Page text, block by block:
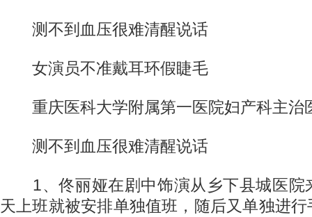
测不到血压很难清醒说话
女演员不准戴耳环假睫毛
重庆医科大学附属第一医院妇产科主治
测不到血压很难清醒说话
1、佟丽娅在剧中饰演从乡下县城医院
天上班就被安排单独值班，随后又单独进